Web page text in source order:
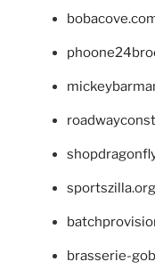
sportszilla.org
brasserie-